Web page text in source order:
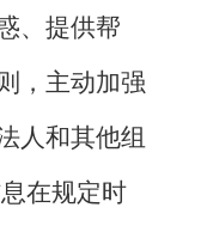
、提供帮
，主动加强
人和其他组
在规定时